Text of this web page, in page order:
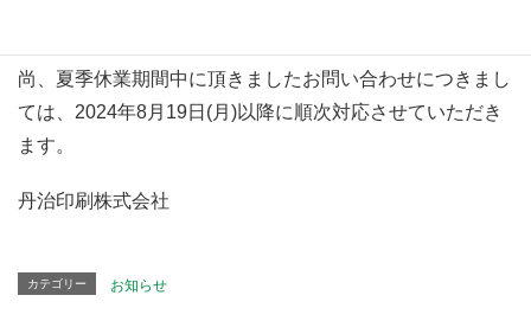
尚、夏季休業期間中に頂きましたお問い合わせにつきまし
ては、2024年8月19日(月)以降に順次対応させていただき
ます。
丹治印刷株式会社
カテゴリー お知らせ